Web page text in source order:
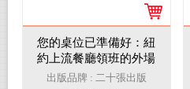
您的桌位已準備好：紐
約上流餐廳領班的外場
風雲
出版品牌 : 二十張出版